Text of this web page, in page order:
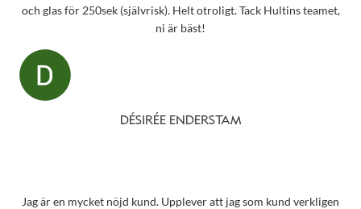
och glas för 250sek (självrisk). Helt otroligt. Tack Hultins teamet,
ni är bäst!
DÉSIRÉE ENDERSTAM
Jag är en mycket nöjd kund. Upplever att jag som kund verkligen